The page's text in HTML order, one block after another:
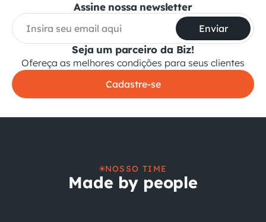
Assine nossa newsletter
Enviar
Seja um parceiro da Biz!
Ofereça as melhores condições para seus clientes
Cadastre-se
NOSSO TIME
Made by people